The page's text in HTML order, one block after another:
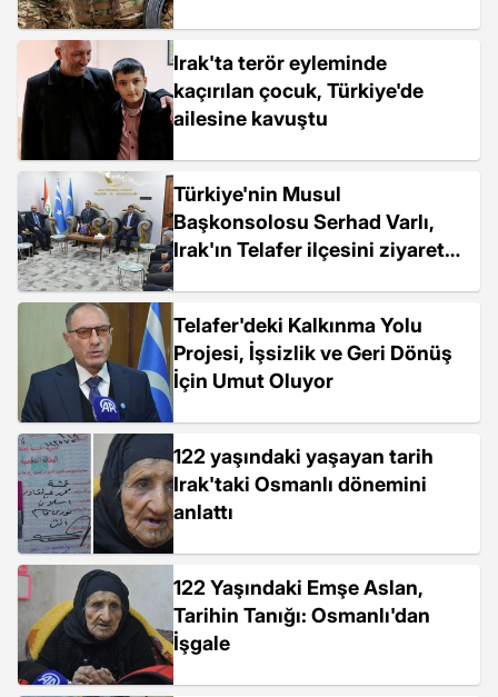
Irak'ta terör eyleminde
kaçırılan çocuk, Türkiye'de
ailesine kavuştu
Türkiye'nin Musul
Başkonsolosu Serhad Varlı,
Irak'ın Telafer ilçesini ziyaret
Telafer'deki Kalkınma Yolu
Projesi, İşsizlik ve Geri Dönüş
İçin Umut Oluyor
122 yaşındaki yaşayan tarih
Irak'taki Osmanlı dönemini
anlattı
122 Yaşındaki Emşe Aslan,
Tarihin Tanığı: Osmanlı'dan
İşgale